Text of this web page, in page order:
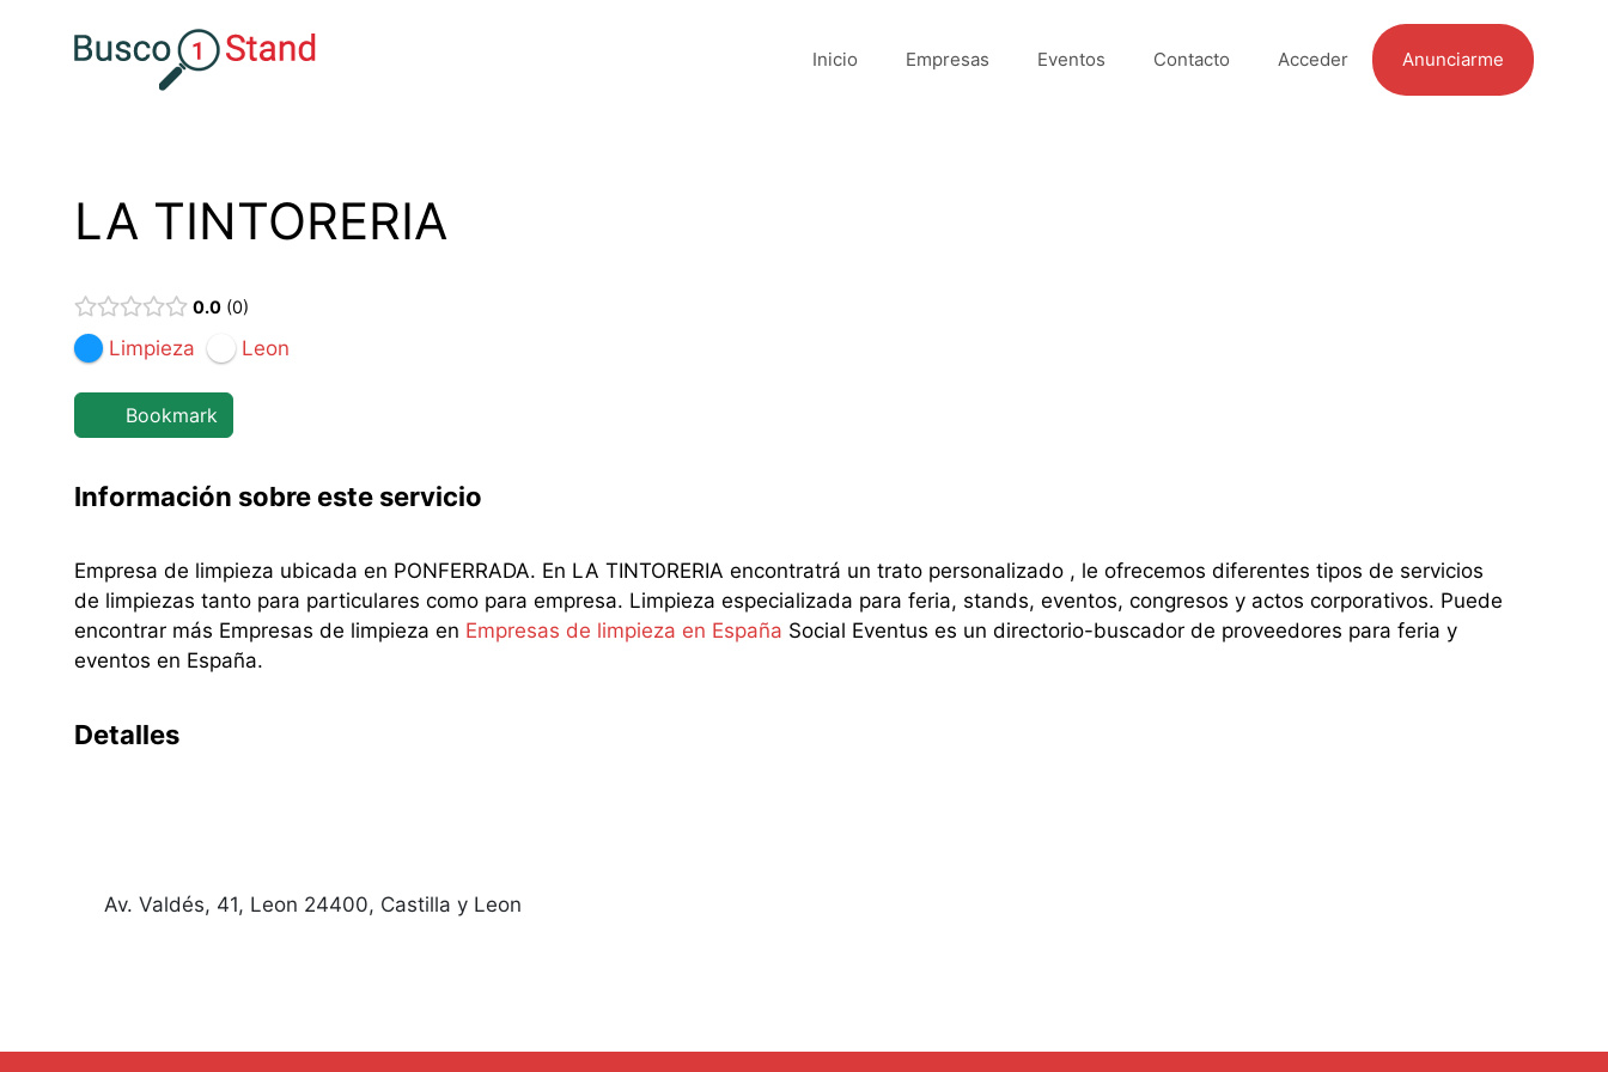
Inicio Empresas Eventos Contacto Acceder Anunciarme
LA TINTORERIA
0.0 0
Limpieza Leon
Bookmark
Información sobre este servicio
Empresa de limpieza ubicada en PONFERRADA. En LA TINTORERIA encontratrá un trato personalizado , le ofrecemos diferentes tipos de servicios
de limpiezas tanto para particulares como para empresa. Limpieza especializada para feria, stands, eventos, congresos y actos corporativos. Puede
encontrar más Empresas de limpieza en Empresas de limpieza en España Social Eventus es un directorio-buscador de proveedores para feria y
eventos en España.
Detalles
Av. Valdés, 41, Leon 24400, Castilla y Leon